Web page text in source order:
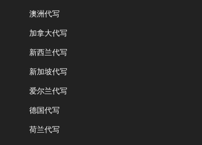
澳洲代写
加拿大代写
新西兰代写
新加坡代写
爱尔兰代写
德国代写
荷兰代写